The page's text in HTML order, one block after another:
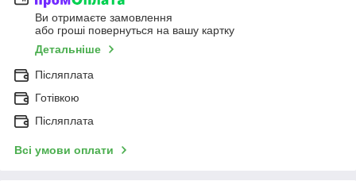
Ви отримаєте замовлення
або гроші повернуться на вашу картку
Детальніше
Післяплата
Готівкою
Післяплата
Всі умови оплати